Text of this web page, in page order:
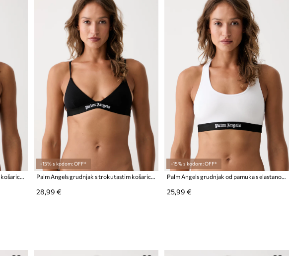
Palm Angels grudnjak s trokutastim košaricama s pamukom
-15% s kodom: OFF*
Palm Angels grudnjak s trokutastim košaricama s pamukom
28,99 €
-15% s kodom: OFF*
Palm Angels grudnjak od pamuka s elastanom
25,99 €